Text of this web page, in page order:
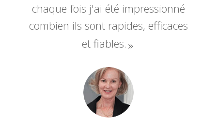
chaque fois j'ai été impressionné
combien ils sont rapides, efficaces
et fiables.